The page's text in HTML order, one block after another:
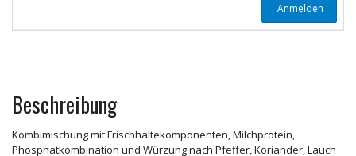
Anmelden
Beschreibung
Kombimischung mit Frischhaltekomponenten, Milchprotein,
Phosphatkombination und Würzung nach Pfeffer, Koriander, Lauch